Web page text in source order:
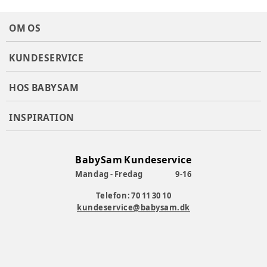
OM OS
KUNDESERVICE
HOS BABYSAM
INSPIRATION
BabySam Kundeservice
Mandag - Fredag
9-16
Telefon: 70 11 30 10
kundeservice@babysam.dk